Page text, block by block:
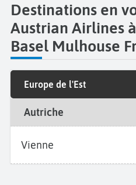
Destinations en
Austrian Airlines
Basel Mulhouse
Europe de l'Est
Autriche
Vienne